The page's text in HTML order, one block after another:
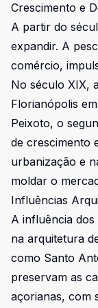
Crescimento e
A partir do
expandir. A
comércio,
No século XIX,
Florianópolis
Peixoto, o
de crescimento
urbanização e
moldar o
Influências
A influência
na arquitetura
como Santo
preservam as
açorianas, com